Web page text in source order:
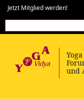
Jetzt Mitglied werden!